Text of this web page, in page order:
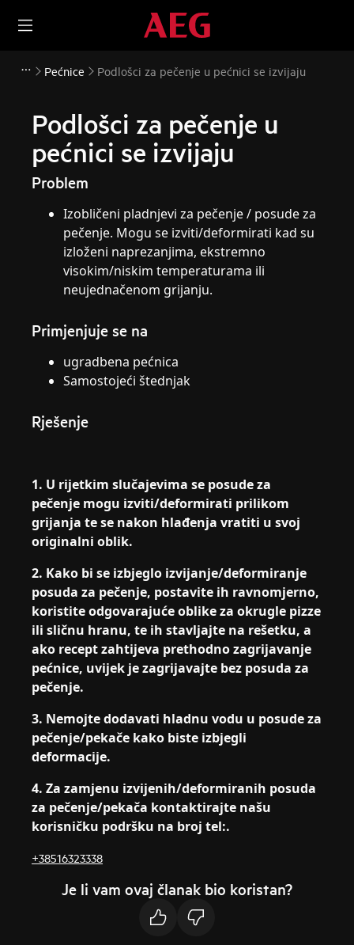
Pećnice Podlošci za pečenje u pećnici se izvijaju
Podlošci za pečenje u
pećnici se izvijaju
Problem
Izobličeni pladnjevi za pečenje / posude za
pečenje. Mogu se izviti/deformirati kad su
izloženi naprezanjima, ekstremno
visokim/niskim temperaturama ili
neujednačenom grijanju.
Primjenjuje se na
ugradbena pećnica
Samostojeći štednjak
Rješenje
1. U rijetkim slučajevima se posude za
pečenje mogu izviti/deformirati prilikom
grijanja te se nakon hlađenja vratiti u svoj
originalni oblik.
2. Kako bi se izbjeglo izvijanje/deformiranje
posuda za pečenje, postavite ih ravnomjerno,
koristite odgovarajuće oblike za okrugle pizze
ili sličnu hranu, te ih stavljajte na rešetku, a
ako recept zahtijeva prethodno zagrijavanje
pećnice, uvijek je zagrijavajte bez posuda za
pečenje.
3. Nemojte dodavati hladnu vodu u posude za
pečenje/pekače kako biste izbjegli
deformacije.
4. Za zamjenu izvijenih/deformiranih posuda
za pečenje/pekača kontaktirajte našu
korisničku podršku na broj tel:.
+38516323338
Je li vam ovaj članak bio koristan?